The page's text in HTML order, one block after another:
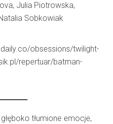
Julia Piotrowska,
Sobkowiak
obsessions/twilight-
repertuar/batman-
tłumione emocje,